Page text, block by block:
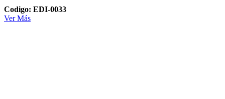
Codigo: EDI-0033
Ver Más